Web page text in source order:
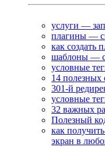
услуги —
плагины —
как создать
шаблоны —
условные
14
301-й
условные
32 важных
Полезный
как
экран в